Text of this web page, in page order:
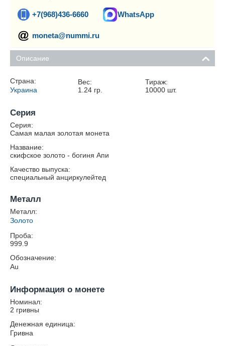
+7(968)436-6660 WhatsApp
moneta@nummi.ru
Описание
Страна:
Украина
Вес:
1.24гр.
Тираж:
10000 шт.
Серия
Серия:
Самая малая золотая монета
Название:
скифское золото - богиня Апи
Качество выпуска:
специальный анциркулейтед
Металл
Металл:
Золото
Проба:
999.9
Обозначение:
Au
Информация о монете
Номинал:
2 гривны
Денежная единица:
Гривна